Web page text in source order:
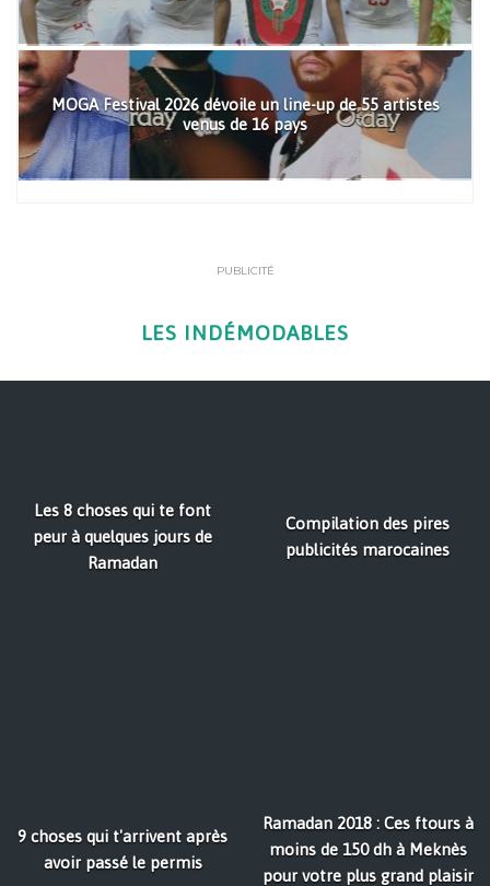
MOGA Festival 2026 dévoile un line-up de 55 artistes
venus de 16 pays
PUBLICITÉ
LES INDÉMODABLES
Les 8 choses qui te font
peur à quelques jours de
Ramadan
Compilation des pires
publicités marocaines
9 choses qui t'arrivent après
avoir passé le permis
Ramadan 2018 : Ces ftours à
moins de 150 dh à Meknès
pour votre plus grand plaisir